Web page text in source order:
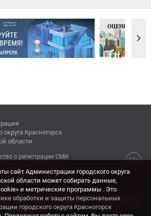
округа Красногорск
области
12+
о регистрации СМИ
Московская область, г. Красногорск,
дом 4.
сайт Администрации городского округа
области может собирать данные,
и метрические программы . Это
обработки и защиты персональных
городского округа Красногорск